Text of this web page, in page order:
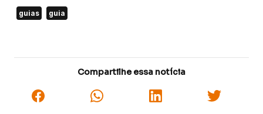
guias guia
Compartilhe essa notícia